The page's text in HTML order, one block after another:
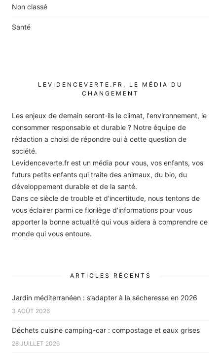
Non classé
Santé
LEVIDENCEVERTE.FR, LE MÉDIA DU
CHANGEMENT
Les enjeux de demain seront-ils le climat, l'environnement, le
consommer responsable et durable ? Notre équipe de
rédaction a choisi de répondre oui à cette question de
société.
Levidenceverte.fr est un média pour vous, vos enfants, vos
futurs petits enfants qui traite des animaux, du bio, du
développement durable et de la santé.
Dans ce siècle de trouble et d'incertitude, nous tentons de
vous éclairer parmi ce florilège d'informations pour vous
apporter la bonne actualité qui vous aidera à comprendre ce
monde qui vous entoure.
ARTICLES RÉCENTS
Jardin méditerranéen : s’adapter à la sécheresse en 2026
3 AOÛT 2026
Déchets cuisine camping-car : compostage et eaux grises
28 JUILLET 2026